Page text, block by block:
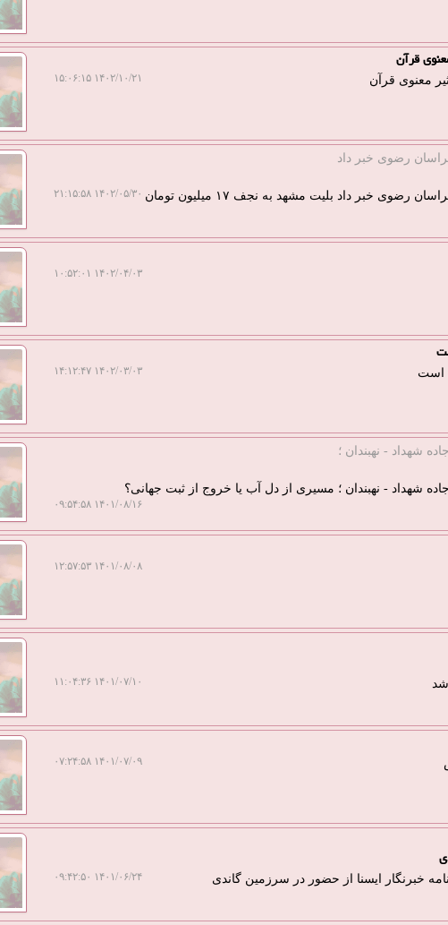
قرآن
معنوی قرآن ۱۴۰۲/۱۰/۲۱ ۱۵:۰۶:۱۵
رضوی خبر داد
خبر داد بلیت مشهد به نجف ۱۷ میلیون تومان ۱۴۰۲/۰۵/۳۰ ۲۱:۱۵:۵۸
۱۴۰۲/۰۴/۰۳ ۱۰:۵۲:۰۱
۱۴۰۲/۰۳/۰۳ ۱۴:۱۲:۴۷
شهداد - نهبندان ؛
شهداد - نهبندان ؛ مسیری از دل آب یا خروج از ثبت جهانی؟
۱۴۰۱/۰۸/۱۶ ۰۹:۵۴:۵۸
۱۴۰۱/۰۸/۰۸ ۱۲:۵۷:۵۳
شد ۱۴۰۱/۰۷/۱۰ ۱۱:۰۴:۳۶
۱۴۰۱/۰۷/۰۹ ۰۷:۲۴:۵۸
۱۴۰۱/۰۶/۲۴ ۰۹:۴۲:۵۰